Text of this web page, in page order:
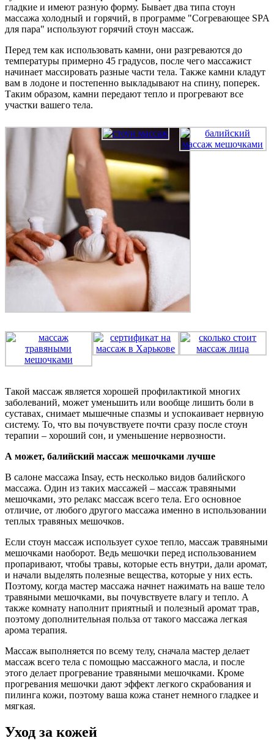
гладкие и имеют разную форму. Бывает два типа стоун
массажа холодный и горячий, в программе "Согревающее SPA
для пара" используют горячий стоун массаж.
Перед тем как использовать камни, они разгреваются до
температуры примерно 45 градусов, после чего массажист
начинает массировать разные части тела. Также камни кладут
вам в лодоне и постепенно выкладывают на спину, поперек.
Таким образом, камни передают тепло и прогревают все
участки вашего тела.
Такой массаж является хорошей профилактикой многих
заболеваний, может уменьшить или вообще лишить боли в
суставах, снимает мышечные спазмы и успокаивает нервную
систему. То, что вы почувствуете почти сразу после стоун
терапии – хороший сон, и уменьшение нервозности.
А может, балийский массаж мешочками лучше
В салоне массажа Insay, есть несколько видов балийского
массажа. Один из таких массажей – массаж травяными
мешочками, это релакс массаж всего тела. Его основное
отличие, от любого другого массажа именно в использовании
теплых травяных мешочков.
Если стоун массаж использует сухое тепло, массаж травяными
мешочками наоборот. Ведь мешочки перед использованием
пропаривают, чтобы травы, которые есть внутри, дали аромат,
и начали выделять полезные вещества, которые у них есть.
Поэтому, когда мастер массажа начнет нажимать на ваше тело
травяными мешочками, вы почувствуете влагу и тепло. А
также комнату наполнит приятный и полезный аромат трав,
поэтому дополнительная польза от такого массажа легкая
арома терапия.
Массаж выполняется по всему телу, сначала мастер делает
массаж всего тела с помощью массажного масла, и после
этого делает прогревание травяными мешочками. Кроме
прогревания мешочки дают эффект легкого скрабования и
пилинга кожи, поэтому ваша кожа станет немного гладкее и
мягкая.
Уход за кожей